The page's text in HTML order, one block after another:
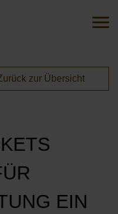
zur Übersicht
EIN